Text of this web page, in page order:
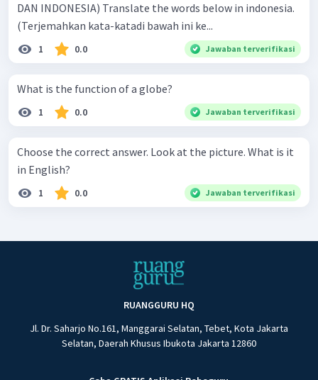
DAN INDONESIA) Translate the words below in indonesia.
(Terjemahkan kata-katadi bawah ini ke...
1 0.0 Jawaban terverifikasi
What is the function of a globe?
1 0.0 Jawaban terverifikasi
Choose the correct answer. Look at the picture. What is it
in English?
1 0.0 Jawaban terverifikasi
RUANGGURU HQ
Jl. Dr. Saharjo No.161, Manggarai Selatan, Tebet, Kota Jakarta
Selatan, Daerah Khusus Ibukota Jakarta 12860